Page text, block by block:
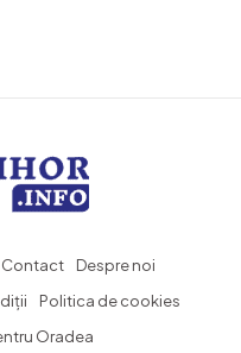
Contact
Despre noi
Politica de cookies
Oradea